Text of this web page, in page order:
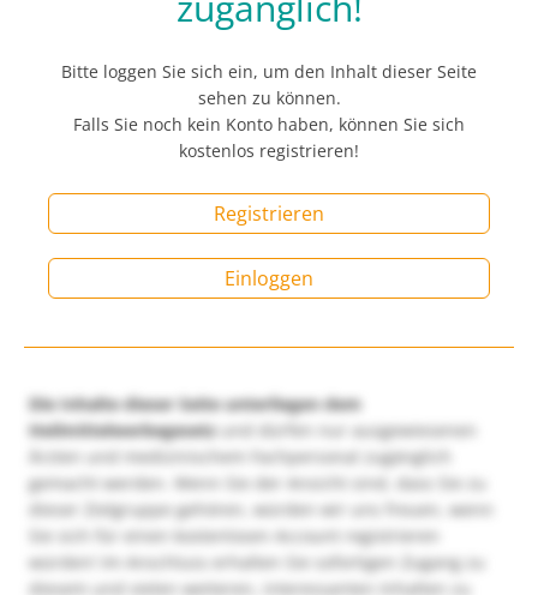
Bitte loggen Sie sich ein, um den Inhalt dieser Seite
sehen zu können.
Falls Sie noch kein Konto haben, können Sie sich
kostenlos registrieren!
Registrieren
Einloggen
Die Inhalte dieser Seite unterliegen dem
Heilmittelwerbegesetzund dürfen nur ausgewiesenen
Ärzten und medizinischem Fachpersonal zugänglich
gemacht werden. Wenn Sie der Ansicht sind, dass Sie zu
dieser Zielgruppe gehören, würden wir uns freuen, wenn
Sie sich für einen kostenlosen Account registrieren
würden! Im Anschluss erhalten Sie sofortigen Zugang zu
diesem und vielen weiteren, interessanten Inhalten zu